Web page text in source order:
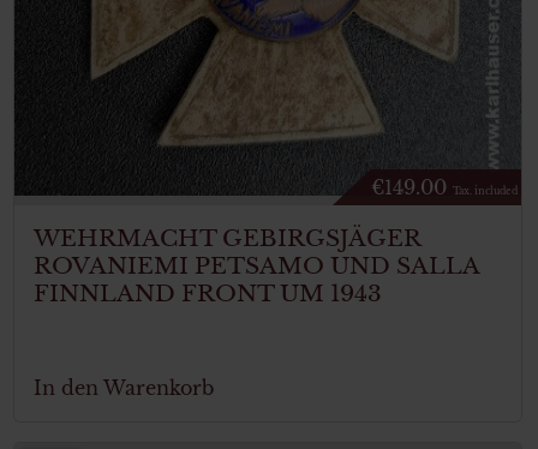
€149.00 Tax. included
WEHRMACHT GEBIRGSJÄGER
ROVANIEMI PETSAMO UND SALLA
FINNLAND FRONT UM 1943
In den Warenkorb